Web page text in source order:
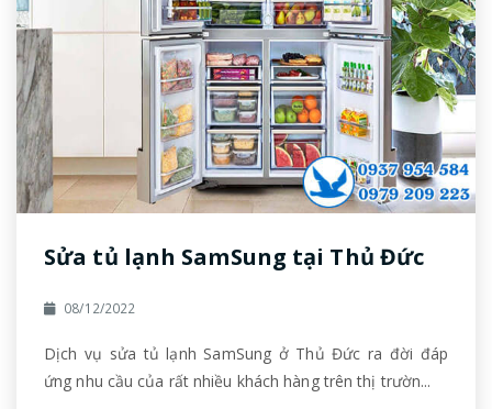
Sửa tủ lạnh SamSung tại Thủ Đức
08/12/2022
Dịch vụ sửa tủ lạnh SamSung ở Thủ Đức ra đời đáp
ứng nhu cầu của rất nhiều khách hàng trên thị trườn...